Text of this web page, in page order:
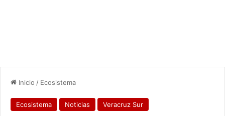
Inicio / Ecosistema
Ecosistema Noticias Veracruz Sur